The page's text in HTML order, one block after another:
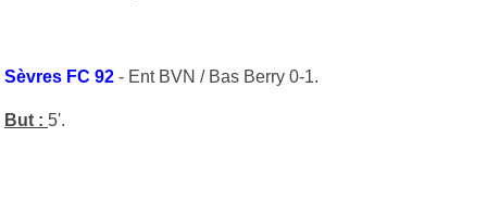
Sèvres FC 92 - Ent BVN / Bas Berry 0-1.
But : 5'.